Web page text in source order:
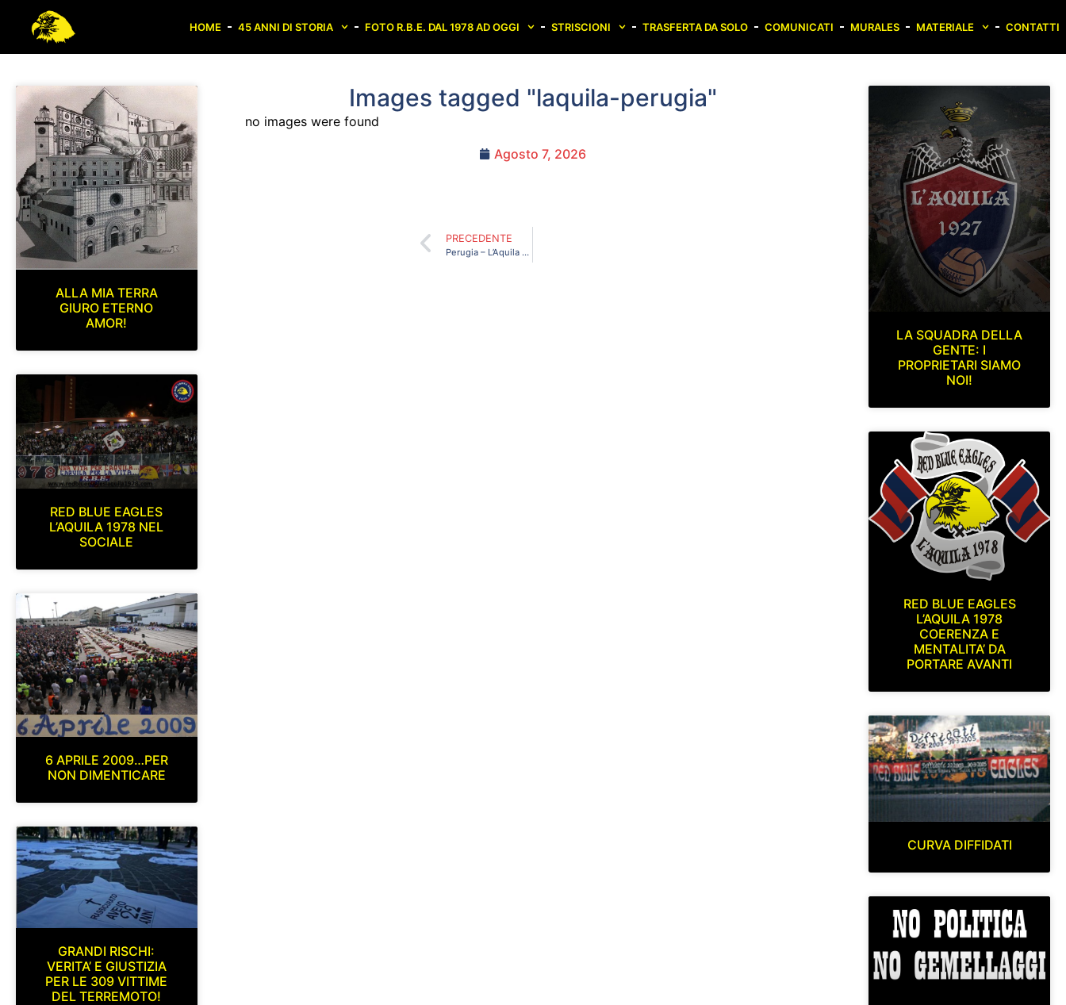
HOME 45 ANNI DI STORIA FOTO R.B.E. DAL 1978 AD OGGI STRISCIONI TRASFERTA DA SOLO COMUNICATI MURALES MATERIALE CONTATTI
ALLA MIA TERRA
GIURO ETERNO
AMOR!
RED BLUE EAGLES
L’AQUILA 1978 NEL
SOCIALE
6 APRILE 2009…PER
NON DIMENTICARE
GRANDI RISCHI:
VERITA’ E GIUSTIZIA
PER LE 309 VITTIME
DEL TERREMOTO!
Images tagged "laquila-perugia"
no images were found
Agosto 7, 2026
PRECEDENTE
Perugia – L’Aquila Domenica 10 Novembre 2013
LA SQUADRA DELLA
GENTE: I
PROPRIETARI SIAMO
NOI!
RED BLUE EAGLES
L’AQUILA 1978
COERENZA E
MENTALITA’ DA
PORTARE AVANTI
CURVA DIFFIDATI